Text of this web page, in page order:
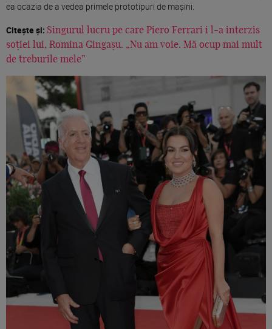
ea ocazia de a vedea primele prototipuri de mașini.
Citește și: Singurul lucru pe care Piero Ferrari i l-a interzis
soției lui, Romina Gingașu. „Nu am voie. Mă ocup mai mult
de treburile mele”